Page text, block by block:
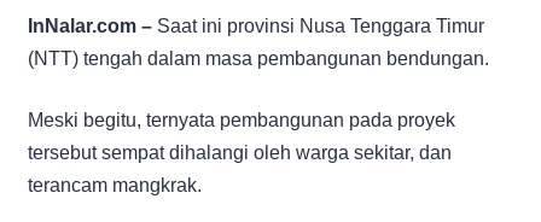
InNalar.com – Saat ini provinsi Nusa Tenggara Timur
(NTT) tengah dalam masa pembangunan bendungan.
Meski begitu, ternyata pembangunan pada proyek
tersebut sempat dihalangi oleh warga sekitar, dan
terancam mangkrak.